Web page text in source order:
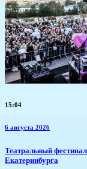
15:04
6 августа 2026
​Театральный
Екатеринбурга